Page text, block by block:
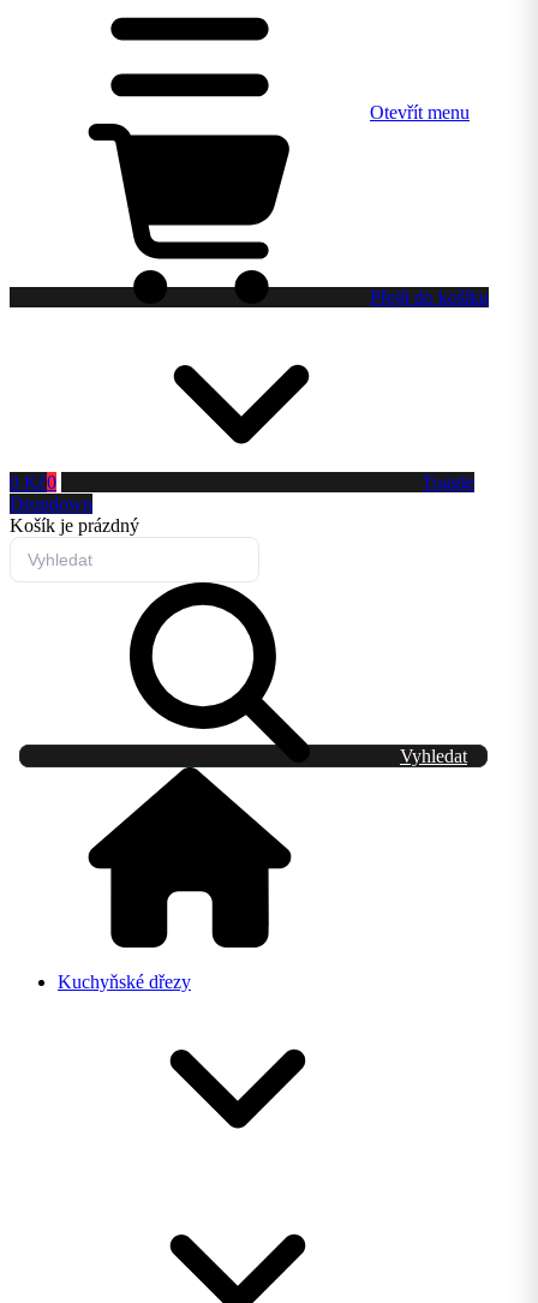
Otevřít menu
Přejít do košíku
0 Kč0
Toggle
Dropdown
Košík je prázdný
Vyhledat
Kuchyňské dřezy